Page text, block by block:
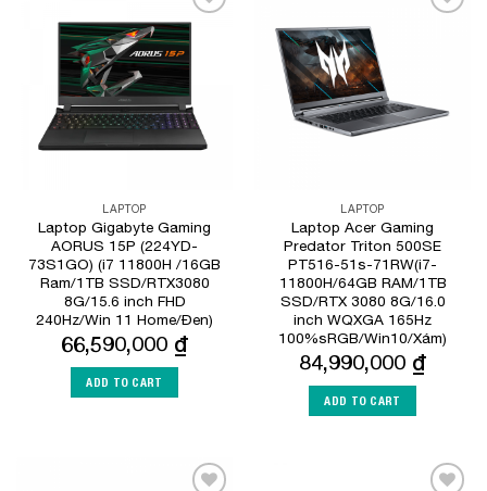
Add to
Wishlist
LAPTOP
Laptop Gigabyte Gaming
AORUS 15P (224YD-
73S1GO) (i7 11800H /16GB
Ram/1TB SSD/RTX3080
8G/15.6 inch FHD
240Hz/Win 11 Home/Đen)
66,590,000 ₫
ADD TO CART
LAPTOP
Laptop Acer Gaming
Predator Triton 500SE
PT516-51s-71RW(i7-
11800H/64GB RAM/1TB
SSD/RTX 3080 8G/16.0
inch WQXGA 165Hz
100%sRGB/Win10/Xám)
84,990,000 ₫
ADD TO CART